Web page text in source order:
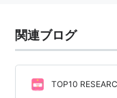
関連ブログ
TOP10